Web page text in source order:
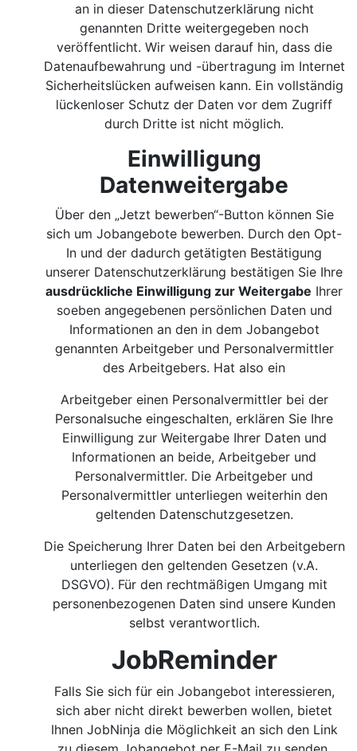
an in dieser Datenschutzerklärung nicht
genannten Dritte weitergegeben noch
veröffentlicht. Wir weisen darauf hin, dass die
Datenaufbewahrung und -übertragung im Internet
Sicherheitslücken aufweisen kann. Ein vollständig
lückenloser Schutz der Daten vor dem Zugriff
durch Dritte ist nicht möglich.
Einwilligung
Datenweitergabe
Über den „Jetzt bewerben“-Button können Sie
sich um Jobangebote bewerben. Durch den Opt-
In und der dadurch getätigten Bestätigung
unserer Datenschutzerklärung bestätigen Sie Ihre
ausdrückliche Einwilligung zur Weitergabe Ihrer
soeben angegebenen persönlichen Daten und
Informationen an den in dem Jobangebot
genannten Arbeitgeber und Personalvermittler
des Arbeitgebers. Hat also ein
Arbeitgeber einen Personalvermittler bei der
Personalsuche eingeschalten, erklären Sie Ihre
Einwilligung zur Weitergabe Ihrer Daten und
Informationen an beide, Arbeitgeber und
Personalvermittler. Die Arbeitgeber und
Personalvermittler unterliegen weiterhin den
geltenden Datenschutzgesetzen.
Die Speicherung Ihrer Daten bei den Arbeitgebern
unterliegen den geltenden Gesetzen (v.A.
DSGVO). Für den rechtmäßigen Umgang mit
personenbezogenen Daten sind unsere Kunden
selbst verantwortlich.
JobReminder
Falls Sie sich für ein Jobangebot interessieren,
sich aber nicht direkt bewerben wollen, bietet
Ihnen JobNinja die Möglichkeit an sich den Link